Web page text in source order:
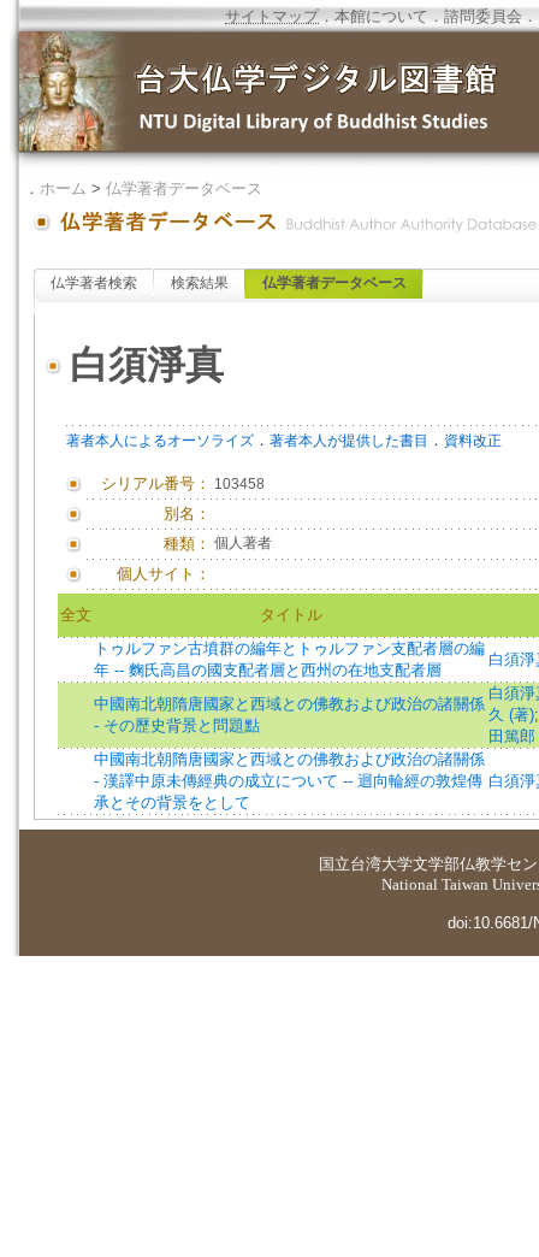
サイトマップ．本館について ．諮問委員会 ．
． ホーム > 仏学著者データベース
仏学著者検索 検索結果 仏学著者データベース
白須淨真
著者本人によるオーソライズ ． 著者本人が提供した書目 ． 資料改正
シリアル番号： 103458
別名：
種類： 個人著者
個人サイト：
全文
タイトル
トゥルファン古墳群の編年とトゥルファン支配者層の編
年 -- 麴氏高昌の國支配者層と西州の在地支配者層
白須淨
中國南北朝隋唐國家と西域との佛教および政治の諸關係
- その歷史背景と問題點
白須
久 (著)
田篤
中國南北朝隋唐國家と西域との佛教および政治の諸關係
- 漢譯中原未傳經典の成立について -- 迴向輪經の敦煌傳
承とその背景をとして
白須
国立台湾大学文学部仏教学セ
National Taiwan
doi:10.6681/